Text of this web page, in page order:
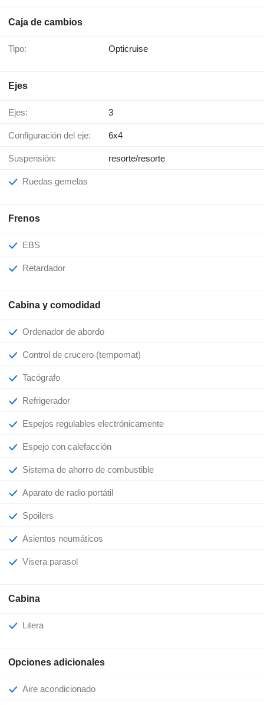
Caja de cambios
Tipo: Opticruise
Ejes
Ejes: 3
Configuración del eje: 6x4
Suspensión: resorte/resorte
Ruedas gemelas
Frenos
EBS
Retardador
Cabina y comodidad
Ordenador de abordo
Control de crucero (tempomat)
Tacógrafo
Refrigerador
Espejos regulables electrónicamente
Espejo con calefacción
Sistema de ahorro de combustible
Aparato de radio portátil
Spoilers
Asientos neumáticos
Visera parasol
Cabina
Litera
Opciones adicionales
Aire acondicionado